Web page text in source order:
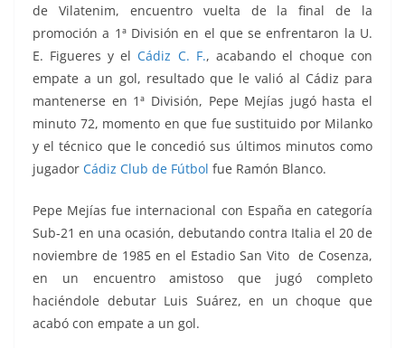
de Vilatenim, encuentro vuelta de la final de la
promoción a 1ª División en el que se enfrentaron la U.
E. Figueres y el Cádiz C. F., acabando el choque con
empate a un gol, resultado que le valió al Cádiz para
mantenerse en 1ª División, Pepe Mejías jugó hasta el
minuto 72, momento en que fue sustituido por Milanko
y el técnico que le concedió sus últimos minutos como
jugador Cádiz Club de Fútbol fue Ramón Blanco.
Pepe Mejías fue internacional con España en categoría
Sub-21 en una ocasión, debutando contra Italia el 20 de
noviembre de 1985 en el Estadio San Vito de Cosenza,
en un encuentro amistoso que jugó completo
haciéndole debutar Luis Suárez, en un choque que
acabó con empate a un gol.